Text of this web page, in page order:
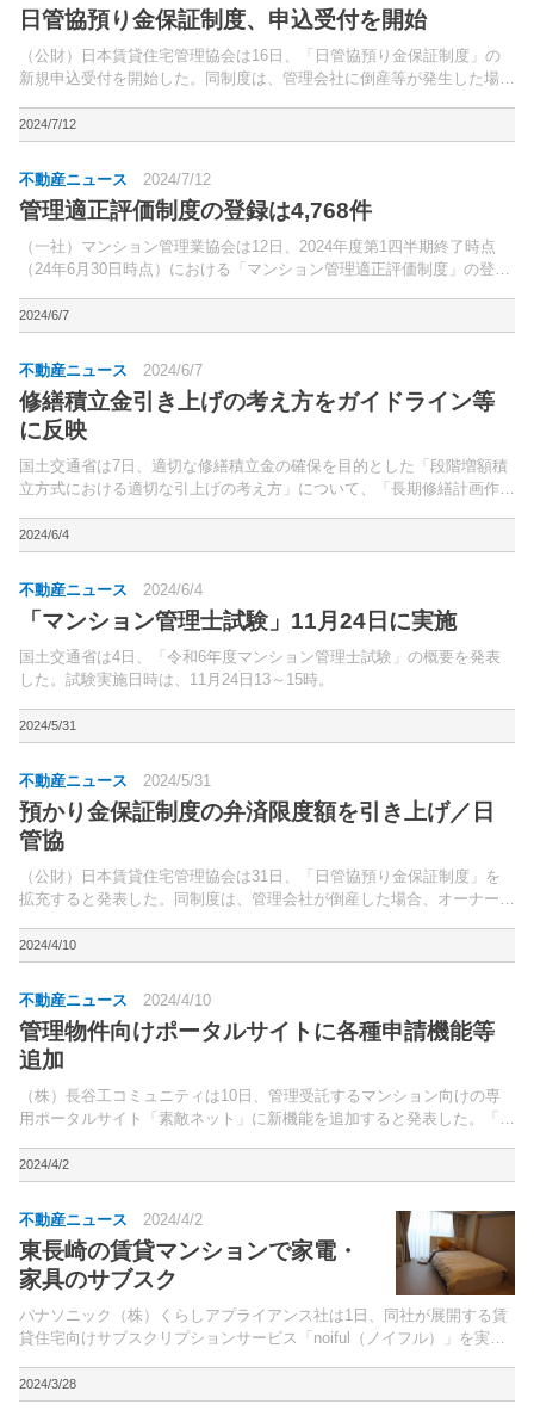
日管協預り金保証制度、申込受付を開始
（公財）日本賃貸住宅管理協会は16日、「日管協預り金保証制度」の
新規申込受付を開始した。同制度は、管理会社に倒産等が発生した場
額保証弁済するもの。
2024/7/12
不動産ニュース 2024/7/12
管理適正評価制度の登録は4,768件
（一社）マンション管理業協会は12日、2024年度第1四半期終了時点
（24年6月30日時点）における「マンション管理適正評価制度」の登録
体制、建築・設備、管理組合収支、耐震診断、生...
2024/6/7
不動産ニュース 2024/6/7
修繕積立金引き上げの考え方をガイドライン等
に反映
国土交通省は7日、適切な修繕積立金の確保を目的とした「段階増額積
立方式における適切な引上げの考え方」について、「長期修繕計画作成
ガイドライン」に反映すると発表。修繕積立金の積立方式...
2024/6/4
不動産ニュース 2024/6/4
「マンション管理士試験」11月24日に実施
国土交通省は4日、「令和6年度マンション管理士試験」の概要を発表
した。試験実施日時は、11月24日13～15時。
2024/5/31
不動産ニュース 2024/5/31
預かり金保証制度の弁済限度額を引き上げ／日
管協
（公財）日本賃貸住宅管理協会は31日、「日管協預り金保証制度」を
拡充すると発表した。同制度は、管理会社が倒産した場合、オーナーに
もの。
2024/4/10
不動産ニュース 2024/4/10
管理物件向けポータルサイトに各種申請機能等
追加
（株）長谷工コミュニティは10日、管理受託するマンション向けの専
用ポータルサイト「素敵ネット」に新機能を追加すると発表した。「素
ト。
2024/4/2
不動産ニュース 2024/4/2
東長崎の賃貸マンションで家電・
家具のサブスク
パナソニック（株）くらしアプライアンス社は1日、同社が展開する賃
貸住宅向けサブスクリプションサービス「noiful（ノイフル）」を実装
年11月竣工）の住戸を、プレス向けに公開し...
2024/3/28